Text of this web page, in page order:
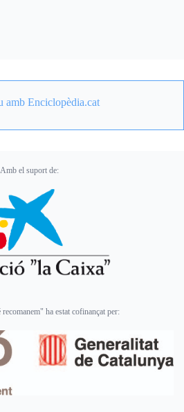
amb Enciclopèdia.cat
Amb el suport de:
ha estat cofinançat per: